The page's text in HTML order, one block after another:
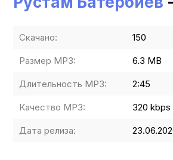
Скачано: 150
Размер MP3: 6.3 MB
Длительность MP3: 2:45
Качество MP3: 320 kbps
Дата релиза: